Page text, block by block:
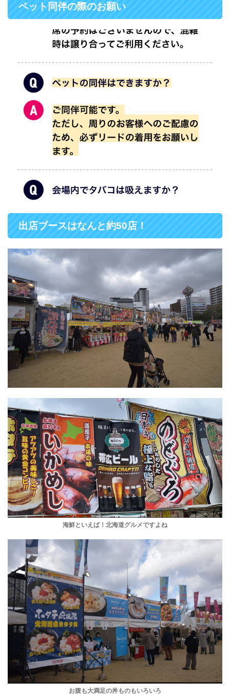
ペット同伴の際のお願い
出店ブースはなんと約50店！
海鮮といえば！北海道グルメですよね
お腹も大満足の丼ものもいろいろ